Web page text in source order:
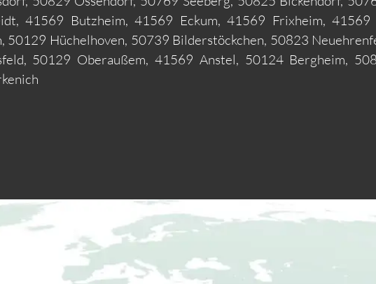
41569 Butzheim, 41569 Eckum, 41569 Frixheim,
50129 Hüchelhoven, 50739 Bilderstöckchen, 50823
50129 Oberaußem, 41569 Anstel, 50124 Bergheim,